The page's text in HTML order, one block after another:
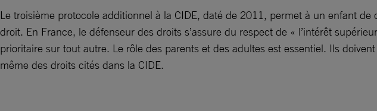
Le troisième protocole additionnel à la CIDE, daté de 2011, permet à un enfant
droit. En France, le défenseur des droits s’assure du respect de « l’intérêt
prioritaire sur tout autre. Le rôle des parents et des adultes est essentiel. Ils
même des droits cités dans la CIDE.